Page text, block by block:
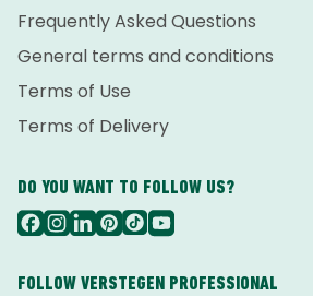
Frequently Asked Questions
General terms and conditions
Terms of Use
Terms of Delivery
DO YOU WANT TO FOLLOW US?
FOLLOW VERSTEGEN PROFESSIONAL